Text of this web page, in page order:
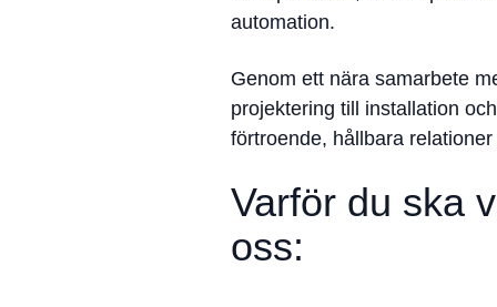
automation.
Genom ett nära samarbete
projektering till installation
förtroende, hållbara
Varför du ska
oss: